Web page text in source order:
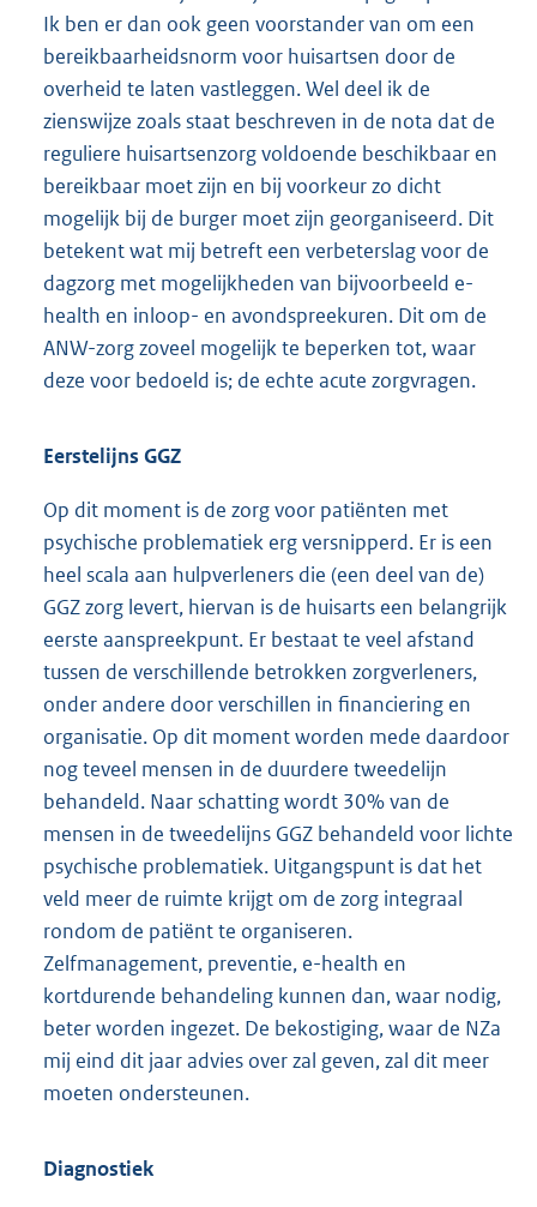
Ik ben er dan ook geen voorstander van om een
bereikbaarheidsnorm voor huisartsen door de
overheid te laten vastleggen. Wel deel ik de
zienswijze zoals staat beschreven in de nota dat de
reguliere huisartsenzorg voldoende beschikbaar en
bereikbaar moet zijn en bij voorkeur zo dicht
mogelijk bij de burger moet zijn georganiseerd. Dit
betekent wat mij betreft een verbeterslag voor de
dagzorg met mogelijkheden van bijvoorbeeld e-
health en inloop- en avondspreekuren. Dit om de
ANW-zorg zoveel mogelijk te beperken tot, waar
deze voor bedoeld is; de echte acute zorgvragen.
Eerstelijns GGZ
Op dit moment is de zorg voor patiënten met
psychische problematiek erg versnipperd. Er is een
heel scala aan hulpverleners die (een deel van de)
GGZ zorg levert, hiervan is de huisarts een belangrijk
eerste aanspreekpunt. Er bestaat te veel afstand
tussen de verschillende betrokken zorgverleners,
onder andere door verschillen in financiering en
organisatie. Op dit moment worden mede daardoor
nog teveel mensen in de duurdere tweedelijn
behandeld. Naar schatting wordt 30% van de
mensen in de tweedelijns GGZ behandeld voor lichte
psychische problematiek. Uitgangspunt is dat het
veld meer de ruimte krijgt om de zorg integraal
rondom de patiënt te organiseren.
Zelfmanagement, preventie, e-health en
kortdurende behandeling kunnen dan, waar nodig,
beter worden ingezet. De bekostiging, waar de NZa
mij eind dit jaar advies over zal geven, zal dit meer
moeten ondersteunen.
Diagnostiek